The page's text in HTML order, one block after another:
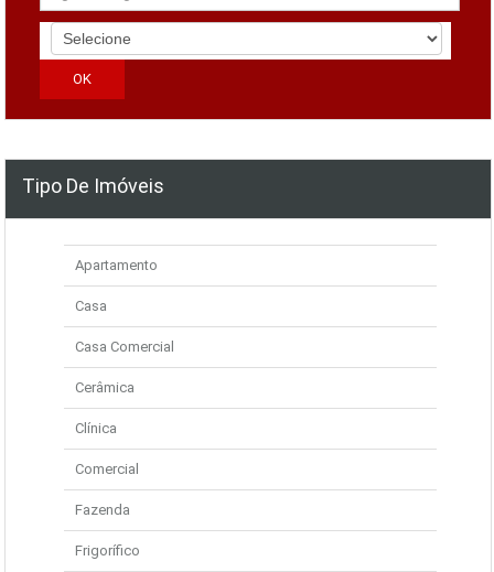
Tipo De Imóveis
Apartamento
Casa
Casa Comercial
Cerâmica
Clínica
Comercial
Fazenda
Frigorífico